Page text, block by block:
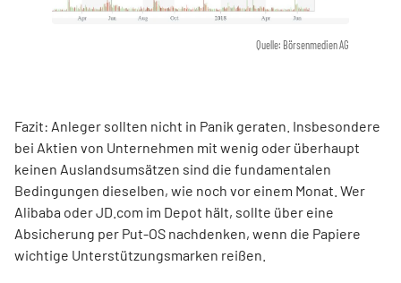
Quelle: Börsenmedien AG
Fazit: Anleger sollten nicht in Panik geraten. Insbesondere
bei Aktien von Unternehmen mit wenig oder überhaupt
keinen Auslandsumsätzen sind die fundamentalen
Bedingungen dieselben, wie noch vor einem Monat. Wer
Alibaba oder JD.com im Depot hält, sollte über eine
Absicherung per Put-OS nachdenken, wenn die Papiere
wichtige Unterstützungsmarken reißen.